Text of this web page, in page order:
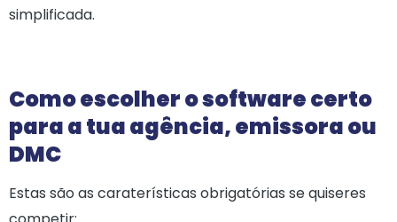
simplificada.
Como escolher o software certo
para a tua agência, emissora ou
DMC
Estas são as caraterísticas obrigatórias se quiseres